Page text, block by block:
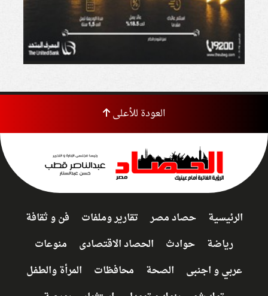
العودة للأعلى
الرئيسية حصاد مصر تقارير وملفات
فن و ثقافة
رياضة
حوادث الحصاد الاقتصادى
منوعات
عربي و اجنبى
الصحة محافظات
المرأة والطفل